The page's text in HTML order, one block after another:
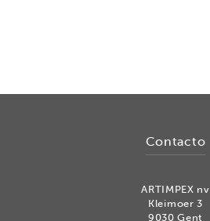
Contacto
ARTIMPEX nv
Kleimoer 3
9030 Gent